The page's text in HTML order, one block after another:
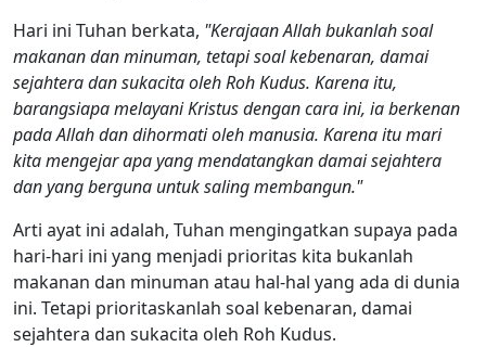
Hari ini Tuhan berkata, "Kerajaan Allah bukanlah soal
makanan dan minuman, tetapi soal kebenaran, damai
sejahtera dan sukacita oleh Roh Kudus. Karena itu,
barangsiapa melayani Kristus dengan cara ini, ia berkenan
pada Allah dan dihormati oleh manusia. Karena itu mari
kita mengejar apa yang mendatangkan damai sejahtera
dan yang berguna untuk saling membangun."
Arti ayat ini adalah, Tuhan mengingatkan supaya pada
hari-hari ini yang menjadi prioritas kita bukanlah
makanan dan minuman atau hal-hal yang ada di dunia
ini. Tetapi prioritaskanlah soal kebenaran, damai
sejahtera dan sukacita oleh Roh Kudus.